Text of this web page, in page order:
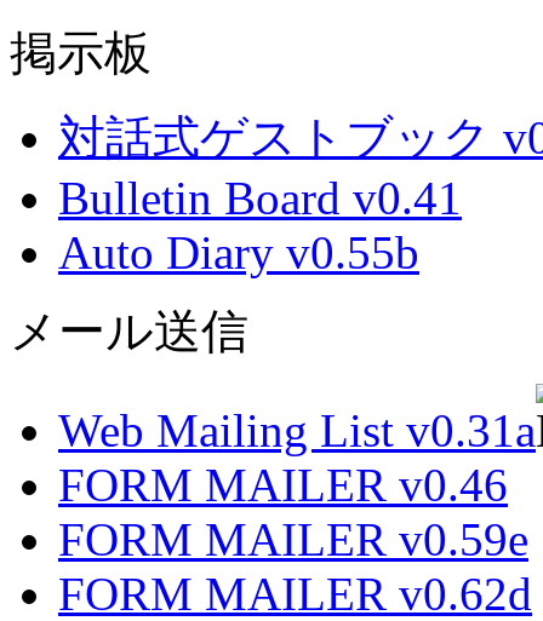
掲示板
対話式ゲストブック
Bulletin Board v0.41
Auto Diary v0.55b
メール送信
Web Mailing List v0.31a
FORM MAILER v0.46
FORM MAILER v0.59e
FORM MAILER v0.62d